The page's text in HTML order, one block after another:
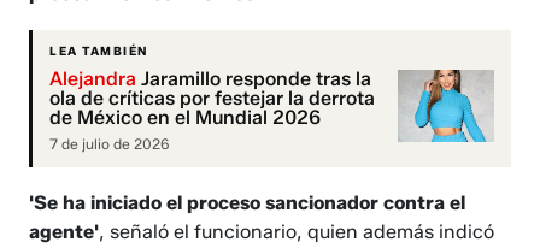
LEA TAMBIÉN
Alejandra Jaramillo responde tras la
ola de críticas por festejar la derrota
de México en el Mundial 2026
7 de julio de 2026
'Se ha iniciado el proceso sancionador contra el
agente', señaló el funcionario, quien además indicó